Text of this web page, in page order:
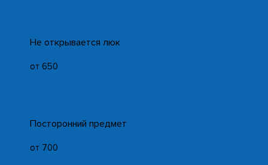
Не открывается люк
от 650
Посторонний предмет
от 700